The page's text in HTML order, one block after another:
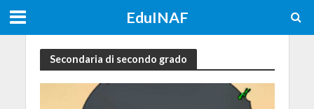
EduINAF
Secondaria di secondo grado